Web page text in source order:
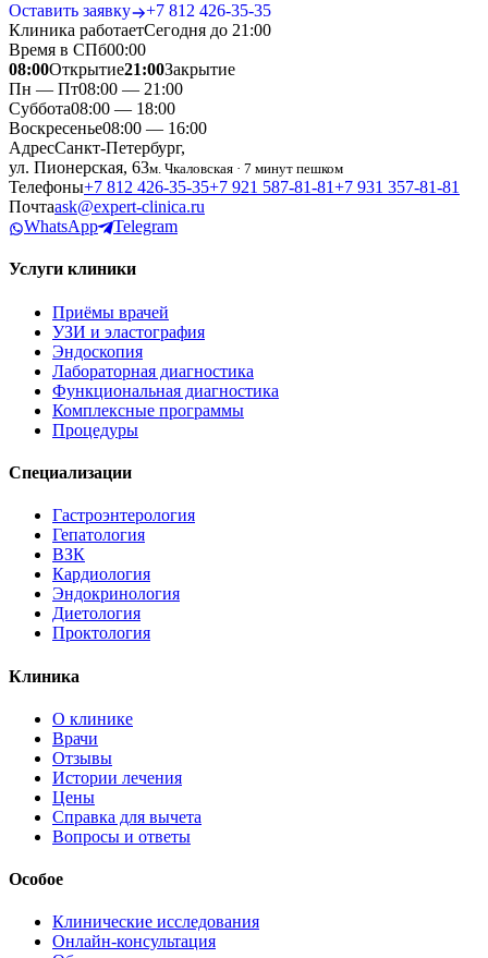
Оставить заявку
+7 812 426‑35‑35
Клиника работаетСегодня до 21:00
Время в СПб00:00
08:00Открытие21:00Закрытие
Пн — Пт08:00 — 21:00
Суббота08:00 — 18:00
Воскресенье08:00 — 16:00
АдресСанкт-Петербург,
ул. Пионерская, 63м. Чкаловская · 7 минут пешком
Телефоны+7 812 426‑35‑35+7 921 587‑81‑81+7 931 357‑81‑81
Почтаask@expert-clinica.ru
WhatsApp
Telegram
Услуги клиники
Приёмы врачей
УЗИ и эластография
Эндоскопия
Лабораторная диагностика
Функциональная диагностика
Комплексные программы
Процедуры
Специализации
Гастроэнтерология
Гепатология
ВЗК
Кардиология
Эндокринология
Диетология
Проктология
Клиника
О клинике
Врачи
Отзывы
Истории лечения
Цены
Справка для вычета
Вопросы и ответы
Особое
Клинические исследования
Онлайн-консультация